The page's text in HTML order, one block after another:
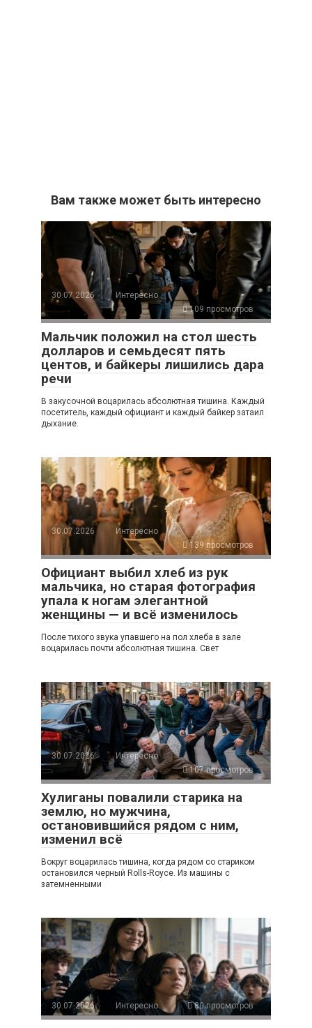
Вам также может быть интересно
30.07.2026
Интересно
109 просмотров
Мальчик положил на стол шесть
долларов и семьдесят пять
центов, и байкеры лишились дара
речи
В закусочной воцарилась абсолютная тишина. Каждый
посетитель, каждый официант и каждый байкер затаил
дыхание.
30.07.2026
Интересно
139 просмотров
Официант выбил хлеб из рук
мальчика, но старая фотография
упала к ногам элегантной
женщины — и всё изменилось
После тихого звука упавшего на пол хлеба в зале
воцарилась почти абсолютная тишина. Свет
30.07.2026
Интересно
107 просмотров
Хулиганы повалили старика на
землю, но мужчина,
остановившийся рядом с ним,
изменил всё
Вокруг воцарилась тишина, когда рядом со стариком
остановился черный Rolls-Royce. Из машины с
затемненными
30.07.2026 Интересно 80 просмотров